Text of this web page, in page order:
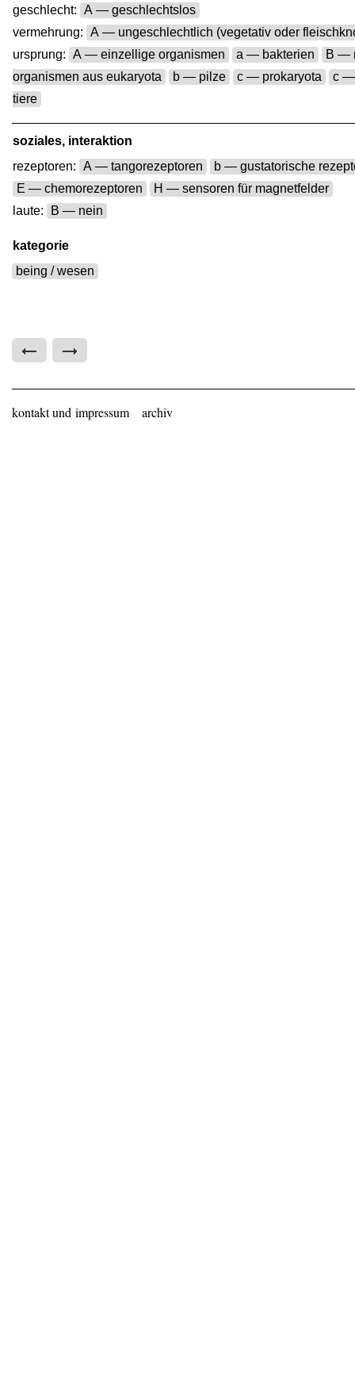
geschlecht: A — geschlechtslos
vermehrung: A — ungeschlechtlich (vegetativ oder
ursprung: A — einzellige organismen a — bakterien
B —
organismen aus eukaryota
b — pilze c — prokaryota
c —
tiere
soziales, interaktion
rezeptoren: A — tangorezeptoren
b — gustatorische
E — chemorezeptoren
H — sensoren für magnetfelder
laute:
B — nein
kategorie
being / wesen
kontakt und impressum archiv